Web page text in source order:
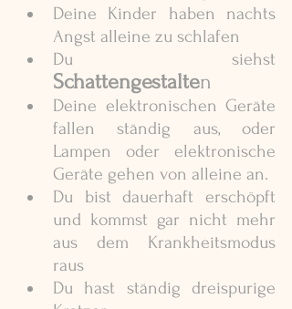
Deine Kinder haben nachts
Angst alleine zu schlafen
Schattengestalten
Deine elektronischen Geräte
fallen ständig aus, oder
Lampen oder elektronische
Geräte gehen von alleine an.
Du bist dauerhaft erschöpft
und kommst gar nicht mehr
aus dem Krankheitsmodus
raus
Du hast ständig dreispurige